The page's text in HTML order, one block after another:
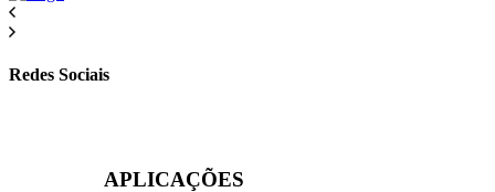
Redes Sociais
APLICAÇÕES